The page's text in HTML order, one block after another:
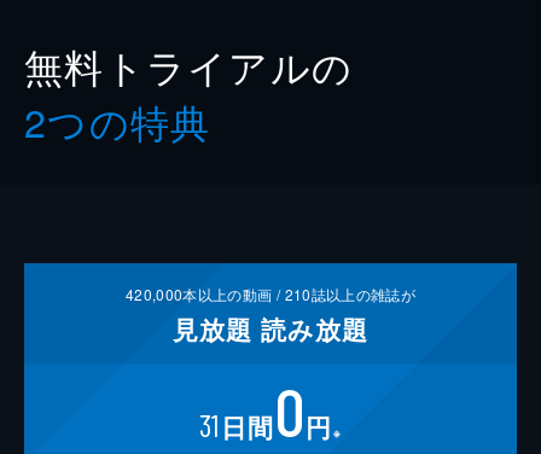
無料トライアルの
2つの特典
420,000本以上の動画 /210誌以上の雑誌が
見放題 読み放題
31 日間0円 ※